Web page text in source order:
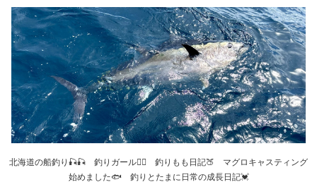
北海道の船釣り🎣🎣 釣りガール💁‍♀️ 釣りもも日記🍑 マグロキャスティング
始めました🐟 釣りとたまに日常の成長日記💓